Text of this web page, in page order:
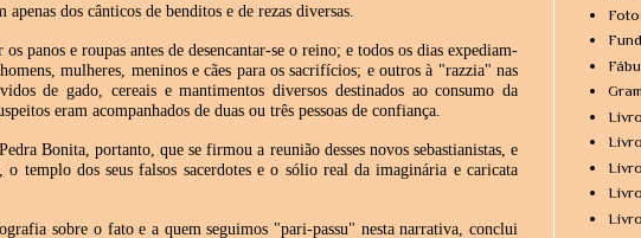
dos cânticos de benditos e de rezas diversas.
panos e roupas antes de desencantar-se o reino; e todos os dias expediam-
mulheres, meninos e cães para os sacrifícios; e outros à "razzia" nas
de gado, cereais e mantimentos diversos destinados ao consumo da
eram acompanhados de duas ou três pessoas de confiança.
Bonita, portanto, que se firmou a reunião desses novos sebastianistas, e
o templo dos seus falsos sacerdotes e o sólio real da imaginária e caricata
sobre o fato e a quem seguimos "pari-passu" nesta narrativa, conclui